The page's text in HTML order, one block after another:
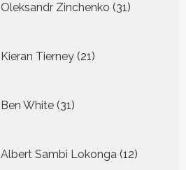
Oleksandr Zinchenko 31
producten
Kieran Tierney 21
producten
Ben White 31
producten
Albert Sambi Lokonga 12